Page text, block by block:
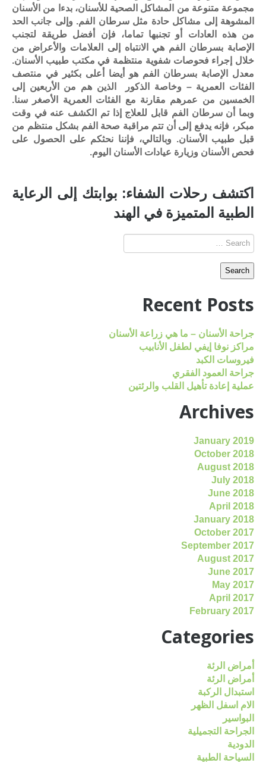
مجموعة متنوعة من المشاكل الصحية للأسنان، بدءا من الأسنان
المشوهة إلى مشاكل حادة مثل سرطان الفم. وإلى جانب الحد
من هذه العادات أو تجنبها تماما، فإن أفضل طريقة لتجنب
الإصابة بسرطان الفم هي الانتباه إلى العلامات والأعراض من
خلال إجراء فحوصات شفوية منتظمة في مكتب طبيب الأسنان.
معدل الإصابة بسرطان الفم هو أيضا أعلى بكثير في منتصف
الفئات العمرية – وخاصة الذكور الذين هم من الأربعين إلى
الخمسين من عمرهم مقارنة مع الفئات العمرية الأصغر سنا.
وبما أن سرطان الفم قابل للعلاج إذا تم الكشف عنه في وقت
مبكر، فإنه يدفع إلى أن تتم مراقبة صحة الفم بشكل منتظم من
قبل طبيب الأسنان. وبالتالي، فإننا نحثكم على الحصول على
فحص الأسنان وزيارة عيادات الأسنان اليوم.
اكتشف رحلات الشفاء: بوابتك إلى الرعاية
الطبية المتميزة في الهند
Recent Posts
جراحة الأسنان – ما هي زراعة الأسنان
مراكز نوفا إيفي لطفل الأنابيب
فيروسات الكبد
جراحة العمود الفقري
عملية إعادة تأهيل القلب والرئتين
Archives
January 2019
October 2018
August 2018
July 2018
June 2018
April 2018
January 2018
October 2017
September 2017
August 2017
June 2017
May 2017
April 2017
February 2017
Categories
أمراض الرئة
أمراض الرئة
استبدال الركبة
الام اسفل الظهر
البواسير
الجراحة التجميلية
الدودية
السياحة الطبية